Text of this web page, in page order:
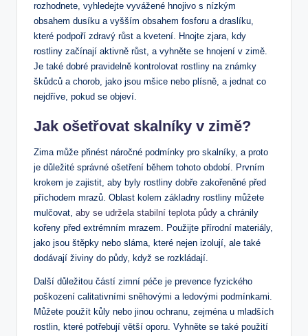
rozhodnete, vyhledejte vyvážené hnojivo s nízkým
obsahem dusíku a vyšším obsahem fosforu a draslíku,
které podpoří zdravý růst a kvetení. Hnojte zjara, kdy
rostliny začínají aktivně růst, a vyhněte se hnojení v zimě.
Je také dobré pravidelně kontrolovat rostliny na známky
škůdců a chorob, jako jsou mšice nebo plísně, a jednat co
nejdříve, pokud se objeví.
Jak ošetřovat skalníky v zimě?
Zima může přinést náročné podmínky pro skalníky, a proto
je důležité správné ošetření během tohoto období. Prvním
krokem je zajistit, aby byly rostliny dobře zakořeněné před
příchodem mrazů. Oblast kolem základny rostliny můžete
mulčovat, aby se udržela stabilní teplota půdy a chránily
kořeny před extrémním mrazem. Použijte přírodní materiály,
jako jsou štěpky nebo sláma, které nejen izolují, ale také
dodávají živiny do půdy, když se rozkládají.
Další důležitou částí zimní péče je prevence fyzického
poškození calitativními sněhovými a ledovými podmínkami.
Můžete použít kůly nebo jinou ochranu, zejména u mladších
rostlin, které potřebují větší oporu. Vyhněte se také použití